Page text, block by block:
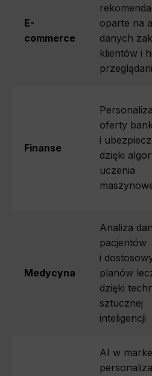
E-
commerce
oparte na
danych
klientów i
Finanse
oferty
i
dzięki
uczenia
Medycyna
Analiza
pacjentów
i
planów
dzięki
sztucznej
inteligencji
AI w